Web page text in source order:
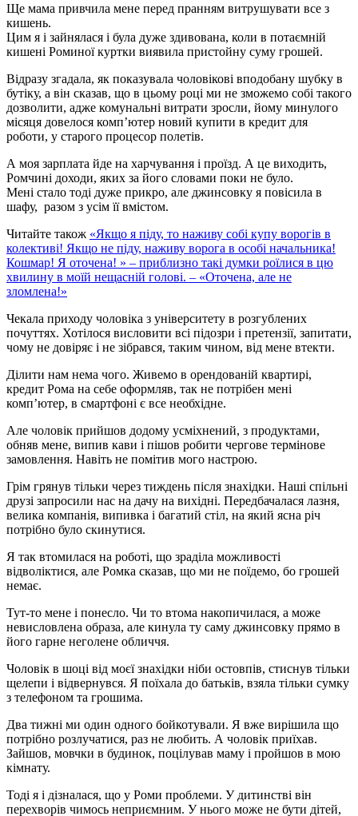
Ще мама привчила мене перед пранням витрушувати все з
кишень.
Цим я і зайнялася і була дуже здивована, коли в потаємній
кишені Роминої куртки виявила пристойну суму грошей.
Відразу згадала, як показувала чоловікові вподобану шубку в
бутіку, а він сказав, що в цьому році ми не зможемо собі такого
дозволити, адже комунальні витрати зросли, йому минулого
місяця довелося комп’ютер новий купити в кредит для
роботи, у старого процесор полетів.
А моя зарплата йде на харчування і проїзд. А це виходить,
Ромчині доходи, яких за його словами поки не було.
Мені стало тоді дуже прикро, але джинсовку я повісила в
шафу, разом з усім її вмістом.
Читайте також «Якщо я піду, то наживу собі купу ворогів в
колективі! Якщо не піду, наживу ворога в особі начальника!
Кошмар! Я оточена! » – приблизно такі думки роїлися в цю
хвилину в моїй нещасній голові. – «Оточена, але не
зломлена!»
Чекала приходу чоловіка з університету в розгублених
почуттях. Хотілося висловити всі підозри і претензії, запитати,
чому не довіряє і не зібрався, таким чином, від мене втекти.
Ділити нам нема чого. Живемо в орендованій квартирі,
кредит Рома на себе оформляв, так не потрібен мені
комп’ютер, в смартфоні є все необхідне.
Але чоловік прийшов додому усміхнений, з продуктами,
обняв мене, випив кави і пішов робити чергове термінове
замовлення. Навіть не помітив мого настрою.
Грім грянув тільки через тиждень після знахідки. Наші спільні
друзі запросили нас на дачу на вихідні. Передбачалася лазня,
велика компанія, випивка і багатий стіл, на який ясна річ
потрібно було скинутися.
Я так втомилася на роботі, що зраділа можливості
відволіктися, але Ромка сказав, що ми не поїдемо, бо грошей
немає.
Тут-то мене і понесло. Чи то втома накопичилася, а може
невисловлена ​​образа, але кинула ту саму джинсовку прямо в
його гарне неголене обличчя.
Чоловік в шоці від моєї знахідки ніби остовпів, стиснув тільки
щелепи і відвернувся. Я поїхала до батьків, взяла тільки сумку
з телефоном та грошима.
Два тижні ми один одного бойкотували. Я вже вирішила що
потрібно розлучатися, раз не любить. А чоловік приїхав.
Зайшов, мовчки в будинок, поцілував маму і пройшов в мою
кімнату.
Тоді я і дізналася, що у Роми проблеми. У дитинстві він
перехворів чимось неприємним. У нього може не бути дітей,